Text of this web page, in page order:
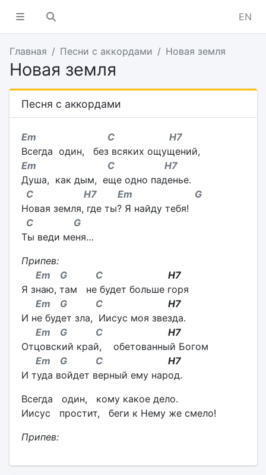
EN
Главная Песни с аккордами Новая земля
Новая земля
Песня с аккордами
Em С H7
Всегда один, без всяких ощущений,
Em С H7
Душа, как дым, еще одно паденье.
C
H7 Em
G
Новая земля, где ты? Я найду тебя!
C G
Ты веди меня…
Припев:
Em G C
H7
Я знаю, там не будет больше горя
Em G C
H7
И не будет зла, Иисус моя звезда.
Em G C
H7
Отцовский край, обетованный Богом
Em G C
H7
И туда войдет верный ему народ.
Всегда один, кому какое дело.
Иисус простит, беги к Нему же смело!
Припев: